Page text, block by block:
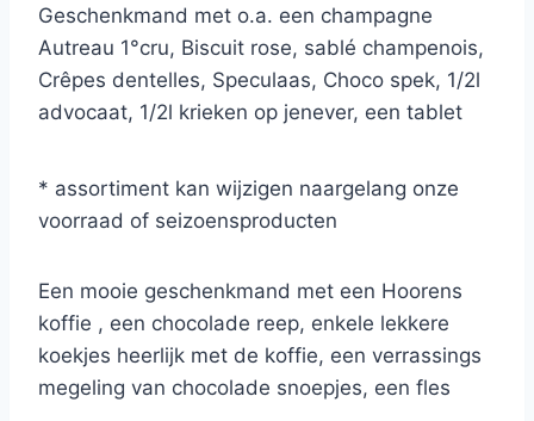
Geschenkmand met o.a. een champagne
Autreau 1°cru, Biscuit rose, sablé champenois,
Crêpes dentelles, Speculaas, Choco spek, 1/2l
advocaat, 1/2l krieken op jenever, een tablet
apero sticks, pesto genovese, farfalle pasta
Delverde, olijfjes in bokaal.
* assortiment kan wijzigen naargelang onze
voorraad of seizoensproducten
Een mooie geschenkmand met een Hoorens
koffie , een chocolade reep, enkele lekkere
koekjes heerlijk met de koffie, een verrassings
megeling van chocolade snoepjes, een fles